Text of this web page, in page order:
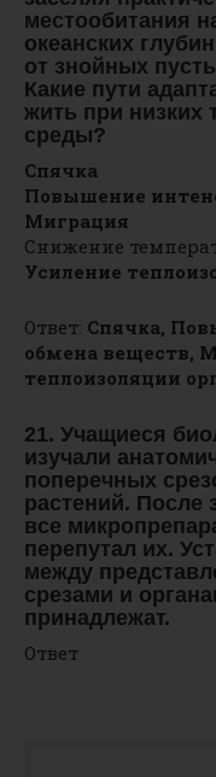
местообитания
океанских
от знойных
Какие пути
жить при низких
среды?
Спячка
Повышение
Миграция
Снижение
Усиление
Ответ: Спячка,
обмена веществ,
теплоизоляции
21. Учащиеся
изучали
поперечных
растений. После
все
перепутал их.
между
срезами и
принадлежат.
Ответ